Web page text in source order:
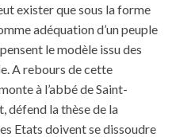
exister que sous la forme
adéquation d’un peuple
le modèle issu des
A rebours de cette
à l’abbé de Saint-
défend la thèse de la
Etats doivent se dissoudre